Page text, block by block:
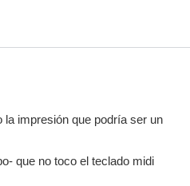
la impresión que podría ser un
que no toco el teclado midi